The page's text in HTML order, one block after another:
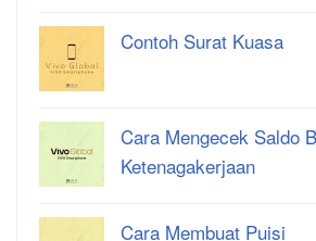
Contoh Surat Kuasa
Cara Mengecek Saldo
Ketenagakerjaan
Cara Membuat Puisi